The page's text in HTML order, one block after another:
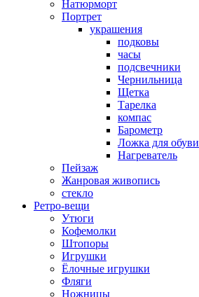
Натюрморт
Портрет
украшения
подковы
часы
подсвечники
Чернильница
Щетка
Тарелка
компас
Барометр
Ложка для обуви
Нагреватель
Пейзаж
Жанровая живопись
стекло
Ретро-вещи
Утюги
Кофемолки
Штопоры
Игрушки
Ёлочные игрушки
Фляги
Ножницы